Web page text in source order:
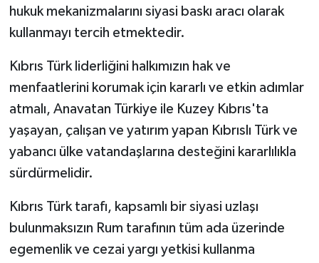
hukuk mekanizmalarını siyasi baskı aracı olarak
kullanmayı tercih etmektedir.
Kıbrıs Türk liderliğini halkımızın hak ve
menfaatlerini korumak için kararlı ve etkin adımlar
atmalı, Anavatan Türkiye ile Kuzey Kıbrıs'ta
yaşayan, çalışan ve yatırım yapan Kıbrıslı Türk ve
yabancı ülke vatandaşlarına desteğini kararlılıkla
sürdürmelidir.
Kıbrıs Türk tarafı, kapsamlı bir siyasi uzlaşı
bulunmaksızın Rum tarafının tüm ada üzerinde
egemenlik ve cezai yargı yetkisi kullanma